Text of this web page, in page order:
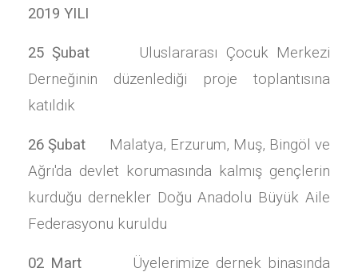
2019 YILI
25 Şubat
Uluslararası Çocuk Merkezi
Derneğinin düzenlediği proje toplantısına
katıldık
26 Şubat
Malatya, Erzurum, Muş, Bingöl ve
Ağrı'da devlet korumasında kalmış gençlerin
kurduğu dernekler Doğu Anadolu Büyük Aile
Federasyonu kuruldu
02 Mart
Üyelerimize dernek binasında